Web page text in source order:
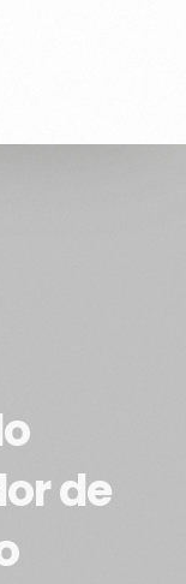
de